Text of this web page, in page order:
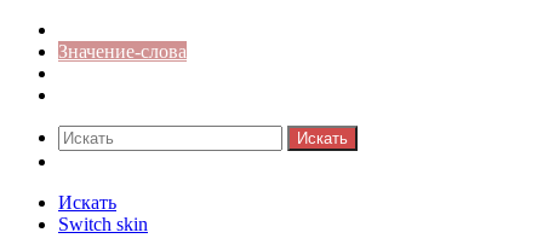
Значение-слова
Искать
Искать
Switch skin